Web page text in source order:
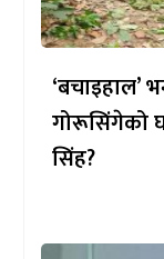
‘बचाइहाल’
गोरूसिंगेको
सिंह?